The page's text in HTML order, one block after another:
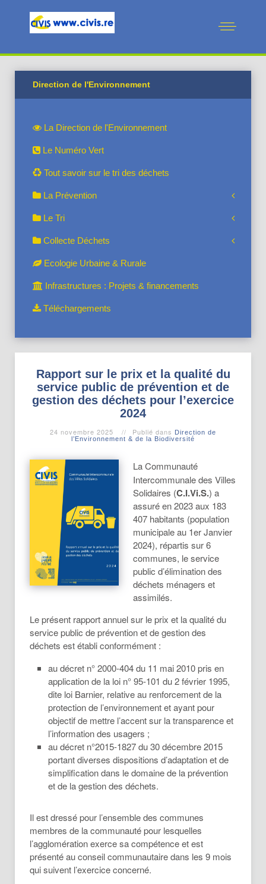
Direction de l'Environnement
La Direction de l'Environnement
Le Numéro Vert
Tout savoir sur le tri des déchets
La Prévention
Le Tri
Collecte Déchets
Ecologie Urbaine & Rurale
Infrastructures : Projets & financements
Téléchargements
Rapport sur le prix et la qualité du
service public de prévention et de
gestion des déchets pour l’exercice
2024
24 novembre 2025 Publié dans Direction de
l’Environnement & de la Biodiversité
La Communauté
Intercommunale des Villes
Solidaires (C.I.Vi.S.) a
assuré en 2023 aux 183
407 habitants (population
municipale au 1er Janvier
2024), répartis sur 6
communes, le service
public d’élimination des
déchets ménagers et
assimilés.
Le présent rapport annuel sur le prix et la qualité du
service public de prévention et de gestion des
déchets est établi conformément :
au décret n° 2000-404 du 11 mai 2010 pris en
application de la loi n° 95-101 du 2 février 1995,
dite loi Barnier, relative au renforcement de la
protection de l’environnement et ayant pour
objectif de mettre l’accent sur la transparence et
l’information des usagers ;
au décret n°2015-1827 du 30 décembre 2015
portant diverses dispositions d’adaptation et de
simplification dans le domaine de la prévention
et de la gestion des déchets.
Il est dressé pour l’ensemble des communes
membres de la communauté pour lesquelles
l’agglomération exerce sa compétence et est
présenté au conseil communautaire dans les 9 mois
qui suivent l’exercice concerné.